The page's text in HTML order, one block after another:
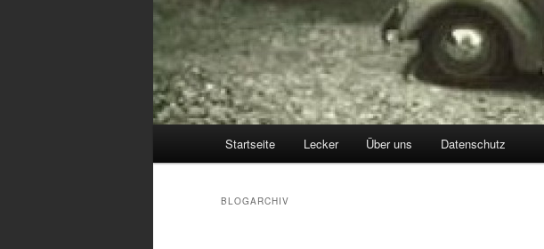
Startseite Lecker Über uns Datenschutz
BLOGARCHIV